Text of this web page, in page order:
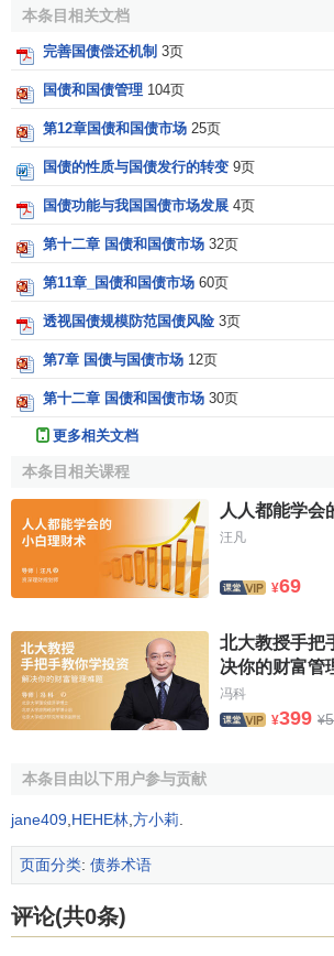
(二)抽签偿还法
抽签偿还法是指在国债偿还期内，分
还比例，由政府按国债券号码抽签对号，
到偿还期结束，全部国债中签偿清为止的
可分为一次性抽签和分次抽签两种。前者
某期国债，在它到期前的某个时间举行抽
1981—1984年发行的四期国库券，就采用
是对政府发行的某期国债按分批还本的次
定还本债券的号码，分几批还本就分几
1958年发行的国家经济建设国债就采用分
按次偿还法是指政府对发行的国债，
它又称为号码顺序法
为国债的偿还期限长短不同， 收益率也就
场上的买卖价格也就不同，所以该方法不
定。按次偿还法多用于地方公债
行的公债多数采用这种偿还法，原因是地
(四)一次偿还法
一次偿还法是指政府对发行的国债实
及政府的其他债券(如
等)一般采用这种方式办理还本付
提前偿还法是指当政府发行的国债尚
的资金已充分满足所需资金时，即可由政
一种方式。但有时非属上述情况，而是为
本条目相关文档
完善国债偿还机制 3页
国债和国债管理 104页
第12章国债和国债市场 25页
国债的性质与国债发行的转变 9页
国债功能与我国国债市场发展 4页
第十二章 国债和国债市场 32页
第11章_国债和国债市场 60页
透视国债规模防范国债风险 3页
第7章 国债与国债市场 12页
第十二章 国债和国债市场 30页
更多相关文档
本条目相关课程
人人都能学会
汪凡
¥69
北大教授手把
决你的财富管
冯科
¥399 ¥
本条目由以下用户参与贡献
jane409 HEHE林 方小莉
页面分类: 债券术语
评论(共0条)